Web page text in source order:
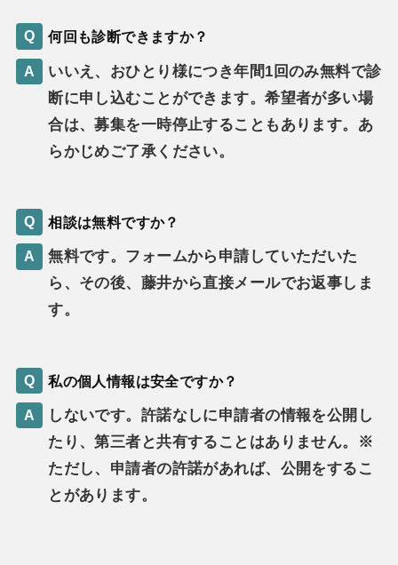
何回も診断できますか？
いいえ、おひとり様につき年間1回のみ無料で診
断に申し込むことができます。希望者が多い場
合は、募集を一時停止することもあります。あ
らかじめご了承ください。
相談は無料ですか？
無料です。フォームから申請していただいた
ら、その後、藤井から直接メールでお返事しま
す。
私の個人情報は安全ですか？
しないです。許諾なしに申請者の情報を公開し
たり、第三者と共有することはありません。※
ただし、申請者の許諾があれば、公開をするこ
とがあります。